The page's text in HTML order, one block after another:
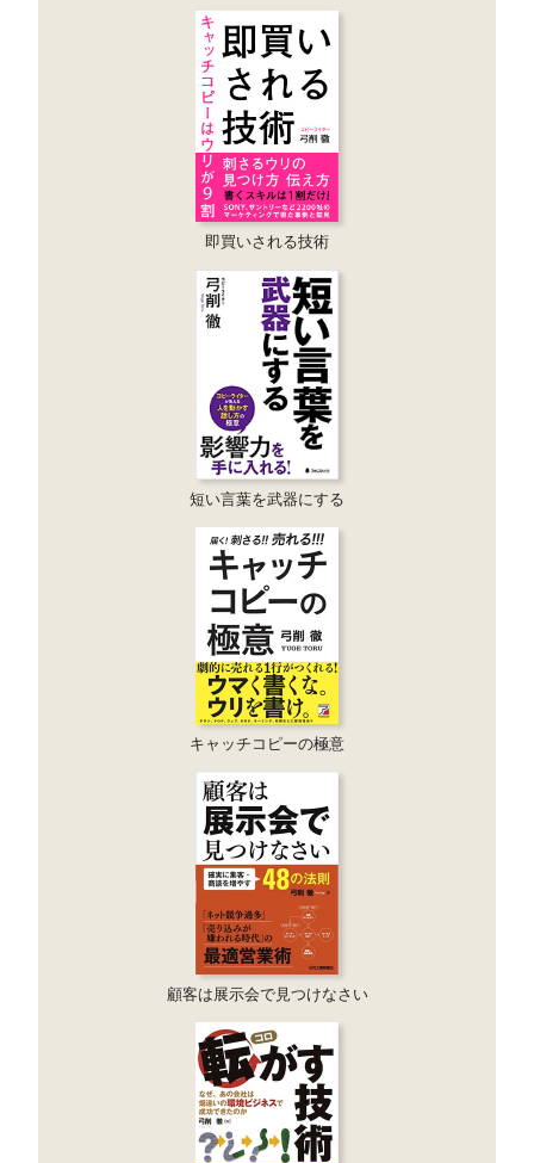
即買いされる技術
短い言葉を武器にする
キャッチコピーの極意
顧客は展示会で見つけなさい